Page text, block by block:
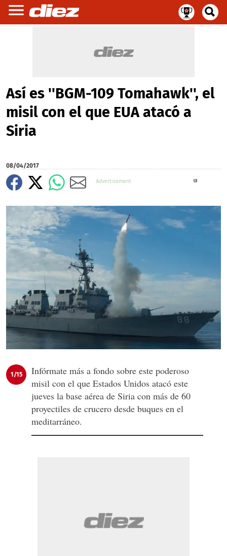
Así es ''BGM-109 Tomahawk'', el
misil con el que EUA atacó a
Siria
08/04/2017
1/15
Infórmate más a fondo sobre este poderoso
misil con el que Estados Unidos atacó este
jueves la base aérea de Siria con más de 60
proyectiles de crucero desde buques en el
meditarráneo.
X